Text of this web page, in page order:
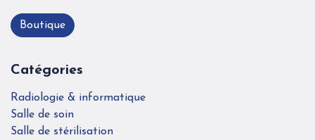
Boutique
Catégories
Radiologie & informatique
Salle de soin
Salle de stérilisation